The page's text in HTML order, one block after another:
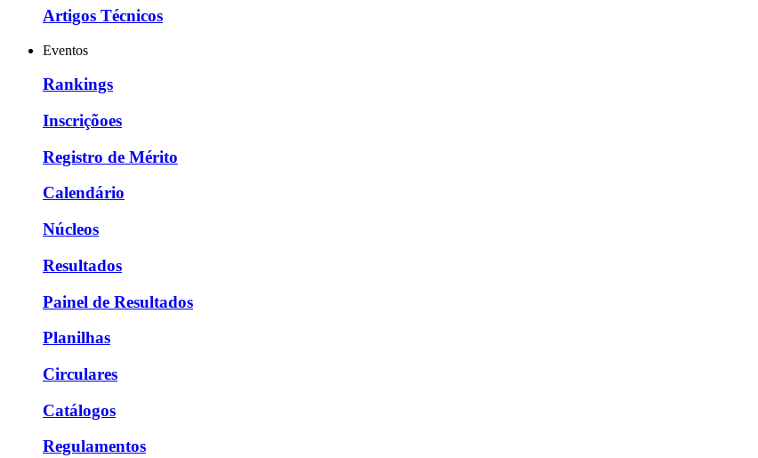
Artigos Técnicos
Eventos
Rankings
Inscriçõoes
Registro de Mérito
Calendário
Núcleos
Resultados
Painel de Resultados
Planilhas
Circulares
Catálogos
Regulamentos